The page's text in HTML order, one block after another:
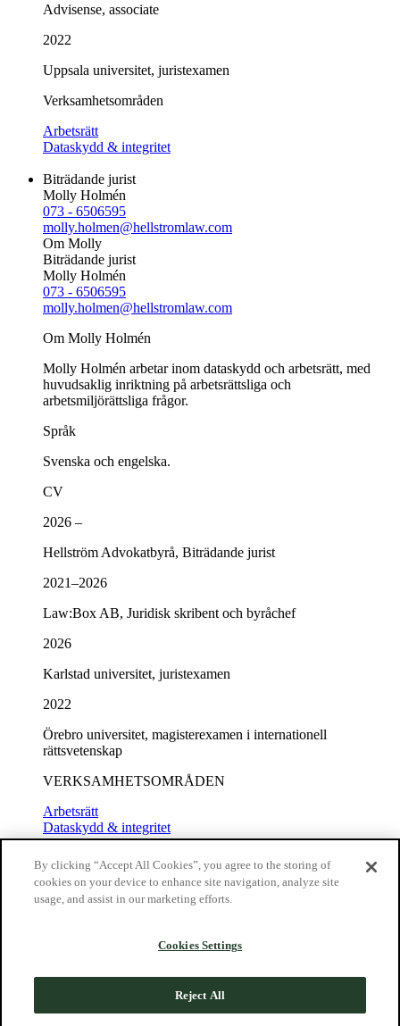
Advisense, associate
2022
Uppsala universitet, juristexamen
Verksamhetsområden
Arbetsrätt
Dataskydd & integritet
Biträdande jurist
Molly Holmén
073 - 6506595
molly.holmen@hellstromlaw.com
Om Molly
Biträdande jurist
Molly Holmén
073 - 6506595
molly.holmen@hellstromlaw.com
Om Molly Holmén
Molly Holmén arbetar inom dataskydd och arbetsrätt, med
huvudsaklig inriktning på arbetsrättsliga och
arbetsmiljörättsliga frågor.
Språk
Svenska och engelska.
CV
2026 –
Hellström Advokatbyrå, Biträdande jurist
2021–2026
Law:Box AB, Juridisk skribent och byråchef
2026
Karlstad universitet, juristexamen
2022
Örebro universitet, magisterexamen i internationell
rättsvetenskap
VERKSAMHETSOMRÅDEN
Arbetsrätt
Dataskydd & integritet
Kontakt
Hellström Advokatbyrå KB
08-22 09 00
Allmänna villkor Copyright Cookies Cookielista Integritetspolicy
By clicking “Accept All Cookies”, you agree to the storing of
cookies on your device to enhance site navigation, analyze site
usage, and assist in our marketing efforts.
Cookies Settings
Reject All